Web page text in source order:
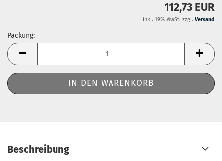
112,73 EUR
inkl. 19% MwSt. zzgl. Versand
Packung:
Packung
Beschreibung